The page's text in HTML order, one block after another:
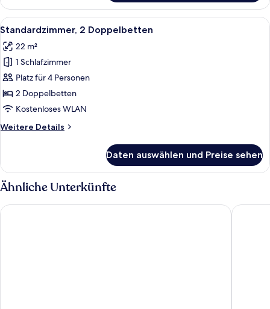
1
Doppelbett,
barrierefrei
Alle
Fotos
für
Standardzimmer,
2 Doppelbetten
anzeigen
Ein Hotelzimmer mit zwei Betten,
6
Standardzimmer, 2 Doppelbetten
22 m²
1 Schlafzimmer
Platz für 4 Personen
2 Doppelbetten
Kostenloses WLAN
Weitere Details
Weitere
2 Doppelbetten
Daten auswählen und Preise sehen
Ähnliche Unterkünfte
Work Hotel Klein